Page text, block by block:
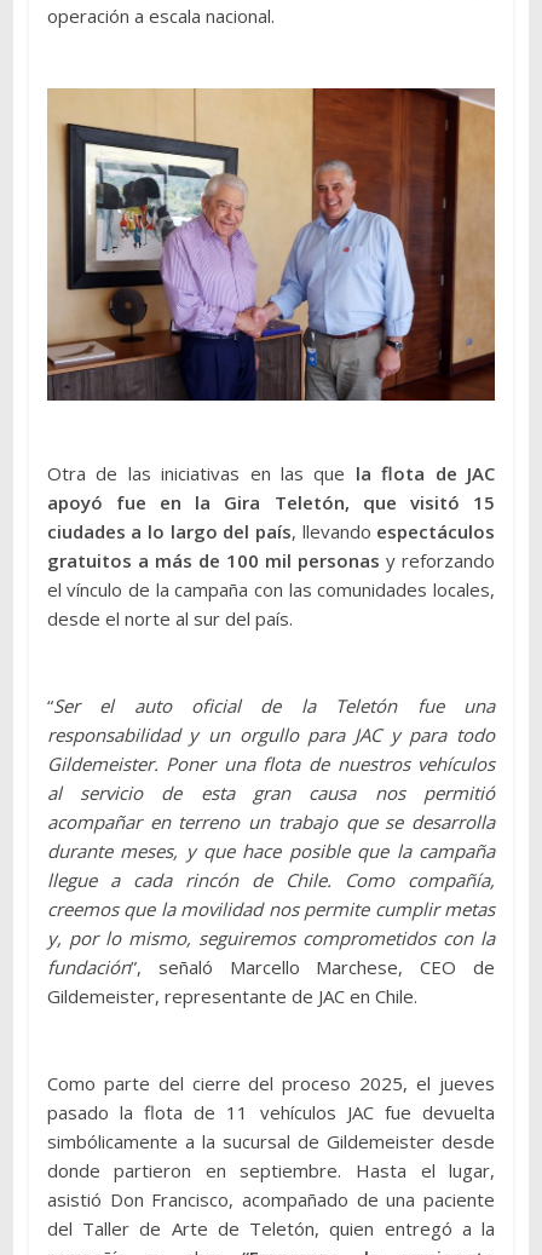
operación a escala nacional.
Otra de las iniciativas en las que la flota de JAC
apoyó fue en la Gira Teletón, que visitó 15
ciudades a lo largo del país, llevando espectáculos
gratuitos a más de 100 mil personas y reforzando
el vínculo de la campaña con las comunidades locales,
desde el norte al sur del país.
“Ser el auto oficial de la Teletón fue una
responsabilidad y un orgullo para JAC y para todo
Gildemeister. Poner una flota de nuestros vehículos
al servicio de esta gran causa nos permitió
acompañar en terreno un trabajo que se desarrolla
durante meses, y que hace posible que la campaña
llegue a cada rincón de Chile. Como compañía,
creemos que la movilidad nos permite cumplir metas
y, por lo mismo, seguiremos comprometidos con la
fundación”, señaló Marcello Marchese, CEO de
Gildemeister, representante de JAC en Chile.
Como parte del cierre del proceso 2025, el jueves
pasado la flota de 11 vehículos JAC fue devuelta
simbólicamente a la sucursal de Gildemeister desde
donde partieron en septiembre. Hasta el lugar,
asistió Don Francisco, acompañado de una paciente
del Taller de Arte de Teletón, quien entregó a la